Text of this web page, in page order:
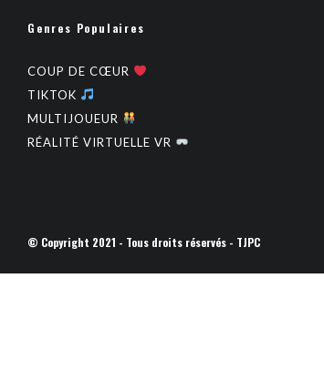
Genres Populaires
COUP DE CŒUR
TIKTOK
MULTIJOUEUR
RÉALITÉ VIRTUELLE VR
© Copyright 2021 - Tous droits réservés - TJPC